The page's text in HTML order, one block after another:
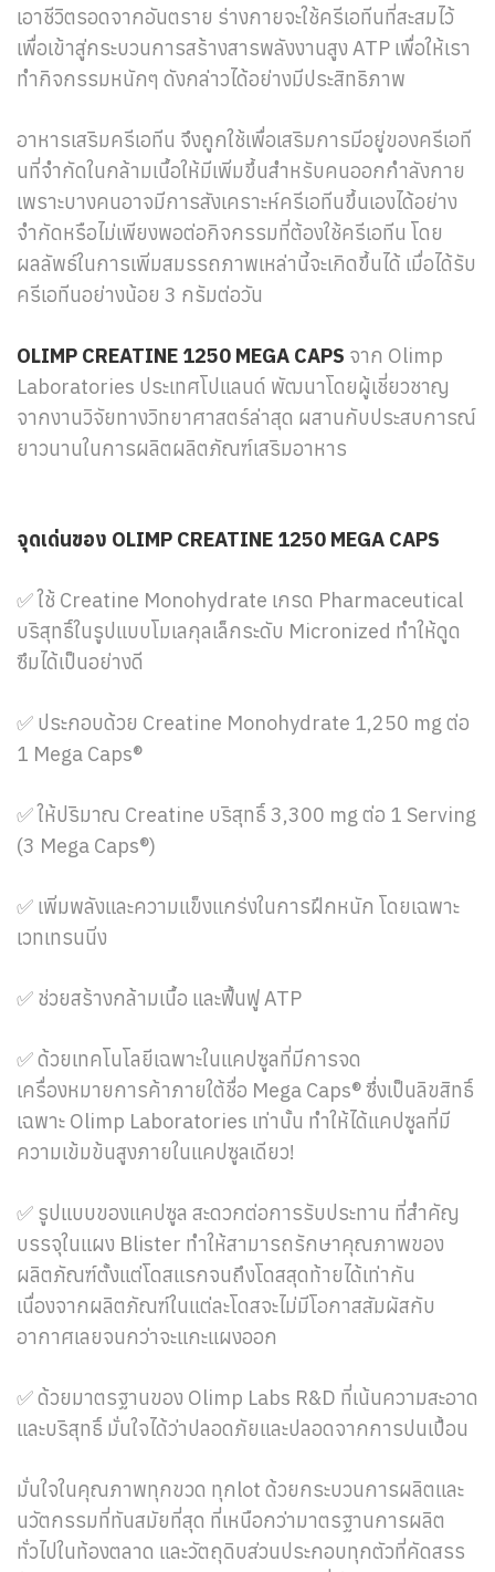
เอาชีวิตรอดจากอันตราย ร่างกายจะใช้ครีเอทีนที่สะสมไว้
เพื่อเข้าสู่กระบวนการสร้างสารพลังงานสูง ATP เพื่อให้เรา
ทำกิจกรรมหนักๆ ดังกล่าวได้อย่างมีประสิทธิภาพ
อาหารเสริมครีเอทีน จึงถูกใช้เพื่อเสริมการมีอยู่ของครีเอที
นที่จำกัดในกล้ามเนื้อให้มีเพิ่มขึ้นสำหรับคนออกกำลังกาย
เพราะบางคนอาจมีการสังเคราะห์ครีเอทีนขึ้นเองได้อย่าง
จำกัดหรือไม่เพียงพอต่อกิจกรรมที่ต้องใช้ครีเอทีน โดย
ผลลัพธ์ในการเพิ่มสมรรถภาพเหล่านี้จะเกิดขึ้นได้ เมื่อได้รับ
ครีเอทีนอย่างน้อย 3 กรัมต่อวัน
OLIMP CREATINE 1250 MEGA CAPS จาก Olimp
Laboratories ประเทศโปแลนด์ พัฒนาโดยผู้เชี่ยวชาญ
จากงานวิจัยทางวิทยาศาสตร์ล่าสุด ผสานกับประสบการณ์
ยาวนานในการผลิตผลิตภัณฑ์เสริมอาหาร
จุดเด่นของ OLIMP CREATINE 1250 MEGA CAPS
✅ ใช้ Creatine Monohydrate เกรด Pharmaceutical
บริสุทธิ์ในรูปแบบโมเลกุลเล็กระดับ Micronized ทำให้ดูด
ซึมได้เป็นอย่างดี
✅ ประกอบด้วย Creatine Monohydrate 1,250 mg ต่อ
1 Mega Caps®
✅ ให้ปริมาณ Creatine บริสุทธิ์ 3,300 mg ต่อ 1 Serving
(3 Mega Caps®)
✅ เพิ่มพลังและความแข็งแกร่งในการฝึกหนัก โดยเฉพาะ
เวทเทรนนิ่ง
✅ ช่วยสร้างกล้ามเนื้อ และฟื้นฟู ATP
✅ ด้วยเทคโนโลยีเฉพาะในแคปซูลที่มีการจด
เครื่องหมายการค้าภายใต้ชื่อ Mega Caps® ซึ่งเป็นลิขสิทธิ์
เฉพาะ Olimp Laboratories เท่านั้น ทำให้ได้แคปซูลที่มี
ความเข้มข้นสูงภายในแคปซูลเดียว!
✅ รูปแบบของแคปซูล สะดวกต่อการรับประทาน ที่สำคัญ
บรรจุในแผง Blister ทำให้สามารถรักษาคุณภาพของ
ผลิตภัณฑ์ตั้งแต่โดสแรกจนถึงโดสสุดท้ายได้เท่ากัน
เนื่องจากผลิตภัณฑ์ในแต่ละโดสจะไม่มีโอกาสสัมผัสกับ
อากาศเลยจนกว่าจะแกะแผงออก
✅ ด้วยมาตรฐานของ Olimp Labs R&D ที่เน้นความสะอาด
และบริสุทธิ์ มั่นใจได้ว่าปลอดภัยและปลอดจากการปนเปื้อน
มั่นใจในคุณภาพทุกขวด ทุกlot ด้วยกระบวนการผลิตและ
นวัตกรรมที่ทันสมัยที่สุด ที่เหนือกว่ามาตรฐานการผลิต
ทั่วไปในท้องตลาด และวัตถุดิบส่วนประกอบทุกตัวที่คัดสรร